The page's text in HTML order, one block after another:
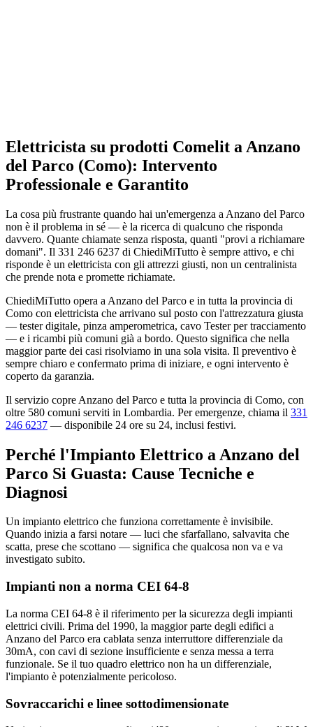
Elettricista su prodotti Comelit a Anzano
del Parco (Como): Intervento
Professionale e Garantito
La cosa più frustrante quando hai un'emergenza a Anzano del Parco
non è il problema in sé — è la ricerca di qualcuno che risponda
davvero. Quante chiamate senza risposta, quanti "provi a richiamare
domani". Il 331 246 6237 di ChiediMiTutto è sempre attivo, e chi
risponde è un elettricista con gli attrezzi giusti, non un centralinista
che prende nota e promette richiamate.
ChiediMiTutto opera a Anzano del Parco e in tutta la provincia di
Como con elettricista che arrivano sul posto con l'attrezzatura giusta
— tester digitale, pinza amperometrica, cavo Tester per tracciamento
— e i ricambi più comuni già a bordo. Questo significa che nella
maggior parte dei casi risolviamo in una sola visita. Il preventivo è
sempre chiaro e confermato prima di iniziare, e ogni intervento è
coperto da garanzia.
Il servizio copre Anzano del Parco e tutta la provincia di Como, con
oltre 580 comuni serviti in Lombardia. Per emergenze, chiama il 331
246 6237 — disponibile 24 ore su 24, inclusi festivi.
Perché l'Impianto Elettrico a Anzano del
Parco Si Guasta: Cause Tecniche e
Diagnosi
Un impianto elettrico che funziona correttamente è invisibile.
Quando inizia a farsi notare — luci che sfarfallano, salvavita che
scatta, prese che scottano — significa che qualcosa non va e va
investigato subito.
Impianti non a norma CEI 64-8
La norma CEI 64-8 è il riferimento per la sicurezza degli impianti
elettrici civili. Prima del 1990, la maggior parte degli edifici a
Anzano del Parco era cablata senza interruttore differenziale da
30mA, con cavi di sezione insufficiente e senza messa a terra
funzionale. Se il tuo quadro elettrico non ha un differenziale,
l'impianto è potenzialmente pericoloso.
Sovraccarichi e linee sottodimensionate